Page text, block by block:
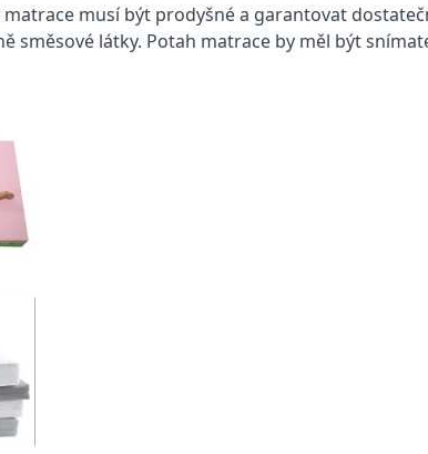
musí být prodyšné a garantovat
směsové látky. Potah matrace by měl být